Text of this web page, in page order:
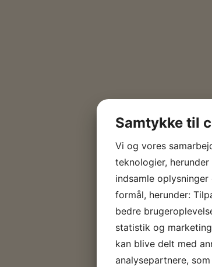
Samtykke til
Vi og vores
teknologier,
indsamle
formål, herunder:
bedre
statistik og
kan blive delt med
analysepartnere,